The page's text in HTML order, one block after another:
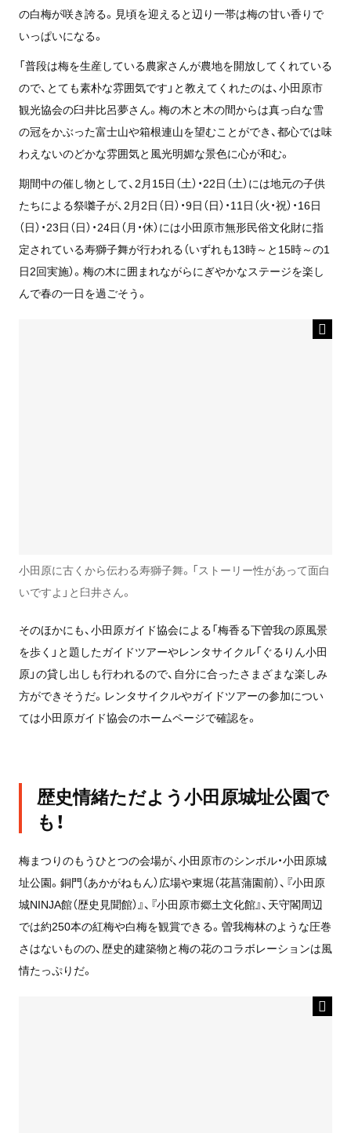
の白梅が咲き誇る。見頃を迎えると辺り一帯は梅の甘い香りで
いっぱいになる。
「普段は梅を生産している農家さんが農地を開放してくれている
ので、とても素朴な雰囲気です」と教えてくれたのは、小田原市
観光協会の臼井比呂夢さん。梅の木と木の間からは真っ白な雪
の冠をかぶった富士山や箱根連山を望むことができ、都心では味
わえないのどかな雰囲気と風光明媚な景色に心が和む。
期間中の催し物として、2月15日（土）・22日（土）には地元の子供
たちによる祭囃子が、2月2日（日）・9日（日）・11日（火・祝）・16日
（日）・23日（日）・24日（月・休）には小田原市無形民俗文化財に指
定されている寿獅子舞が行われる（いずれも13時～と15時～の1
日2回実施）。梅の木に囲まれながらにぎやかなステージを楽し
んで春の一日を過ごそう。
小田原に古くから伝わる寿獅子舞。「ストーリー性があって面白
いですよ」と臼井さん。
そのほかにも、小田原ガイド協会による「梅香る下曽我の原風景
を歩く」と題したガイドツアーやレンタサイクル「ぐるりん小田
原」の貸し出しも行われるので、自分に合ったさまざまな楽しみ
方ができそうだ。レンタサイクルやガイドツアーの参加につい
ては小田原ガイド協会のホームページで確認を。
歴史情緒ただよう小田原城址公園で
も！
梅まつりのもうひとつの会場が、小田原市のシンボル・小田原城
址公園。銅門（あかがねもん）広場や東堀（花菖蒲園前）、『小田原
城NINJA館（歴史見聞館）』、『小田原市郷土文化館』、天守閣周辺
では約250本の紅梅や白梅を観賞できる。曽我梅林のような圧巻
さはないものの、歴史的建築物と梅の花のコラボレーションは風
情たっぷりだ。